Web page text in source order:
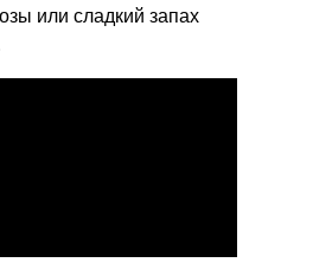
или сладкий запах